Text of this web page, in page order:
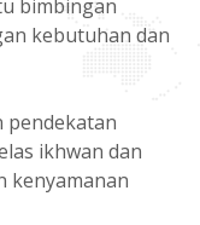
bimbingan
kebutuhan dan
pendekatan
ikhwan dan
kenyamanan